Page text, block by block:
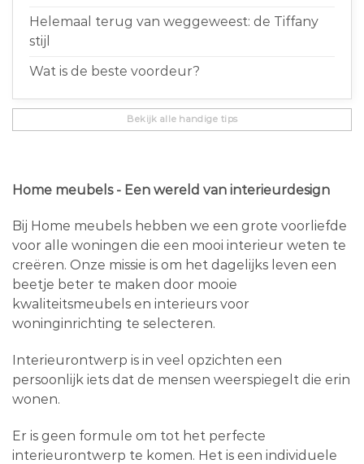
Helemaal terug van weggeweest: de Tiffany
stijl
Wat is de beste voordeur?
Bekijk alle handige tips
Home meubels - Een wereld van interieurdesign
Bij Home meubels hebben we een grote voorliefde
voor alle woningen die een mooi interieur weten te
creëren. Onze missie is om het dagelijks leven een
beetje beter te maken door mooie
kwaliteitsmeubels en interieurs voor
woninginrichting te selecteren.
Interieurontwerp is in veel opzichten een
persoonlijk iets dat de mensen weerspiegelt die erin
wonen.
Er is geen formule om tot het perfecte
interieurontwerp te komen. Het is een individuele